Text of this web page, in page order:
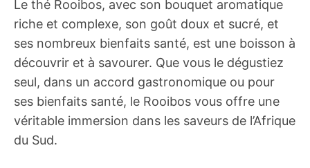
Le thé Rooibos, avec son bouquet aromatique
riche et complexe, son goût doux et sucré, et
ses nombreux bienfaits santé, est une boisson à
découvrir et à savourer. Que vous le dégustiez
seul, dans un accord gastronomique ou pour
ses bienfaits santé, le Rooibos vous offre une
véritable immersion dans les saveurs de l’Afrique
du Sud.